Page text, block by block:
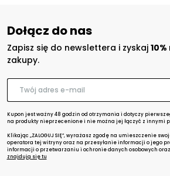
Dołącz do nas
Zapisz się do newslettera i zyskaj
zakupy.
Kupon jest ważny 48 godzin od otrzymania i dotyczy
na produkty nieprzecenione i nie można jej łączyć z innymi
Klikając „ZALOGUJ SIĘ”, wyrażasz zgodę na umieszczenie
operatora tej witryny oraz na przesyłanie informacji o jego
informacji o przetwarzaniu i ochronie danych osobowych
znajdują się tu